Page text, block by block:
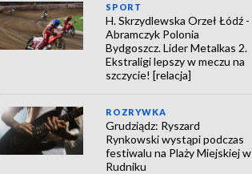
SPORT
H. Skrzydlewska Orzeł Łódź -
Abramczyk Polonia
Bydgoszcz. Lider Metalkas 2.
Ekstraligi lepszy w meczu na
szczycie! [relacja]
ROZRYWKA
Grudziądz: Ryszard
Rynkowski wystąpi podczas
festiwalu na Plaży Miejskiej w
Rudniku